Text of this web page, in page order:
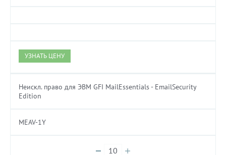
УЗНАТЬ ЦЕНУ
Неискл. право для ЭВМ GFI MailEssentials - EmailSecurity
Edition
MEAV-1Y